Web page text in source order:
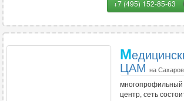
+7 (495) 152-85-63
М
ЦАМ на
многопрофильный
центр, сеть